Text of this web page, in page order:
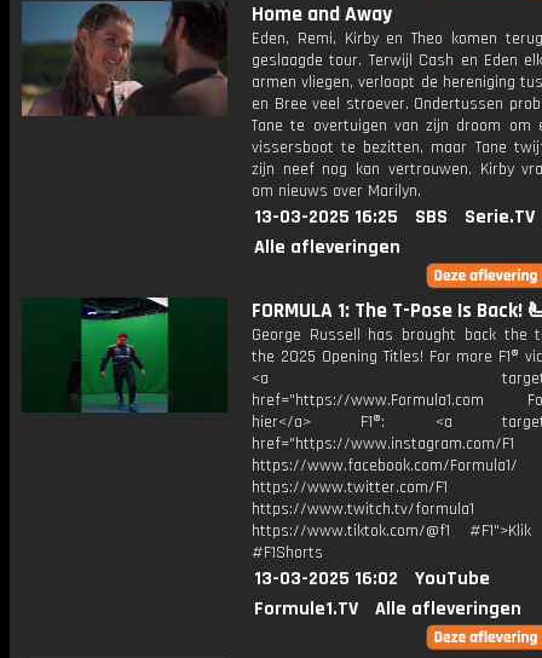
Home and Away
Eden, Remi, Kirby en Theo komen
geslaagde tour. Terwijl Cash en Eden
armen vliegen, verloopt de hereniging
en Bree veel stroever. Ondertussen
Tane te overtuigen van zijn droom om
vissersboot te bezitten, maar Tane
zijn neef nog kan vertrouwen. Kirby
om nieuws over Marilyn.
13-03-2025 16:25 SBS
Serie.TV
Alle afleveringen
FORMULA 1: The T-Pose Is Back!
George Russell has brought back the
the 2025 Opening Titles! For more F1®
<a
href="https://www.Formula1.com
hier</a> F1®: <a
href="https://www.instagram.com/F1
https://www.facebook.com/Formula1/
https://www.twitter.com/F1
https://www.twitch.tv/formula1
https://www.tiktok.com/@f1
#F1Shorts
13-03-2025 16:02
YouTube
Formule1.TV
Alle afleveringen